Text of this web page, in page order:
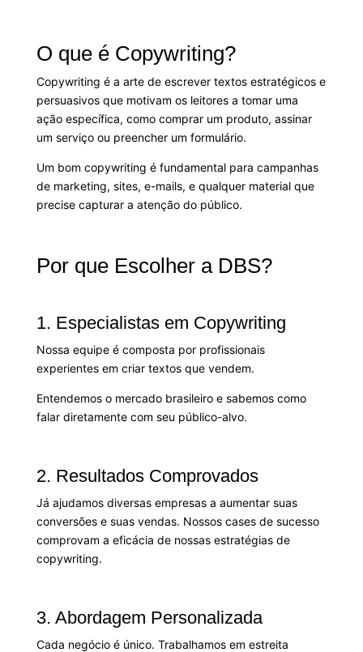
O que é Copywriting?
Copywriting é a arte de escrever textos estratégicos e
persuasivos que motivam os leitores a tomar uma
ação específica, como comprar um produto, assinar
um serviço ou preencher um formulário.
Um bom copywriting é fundamental para campanhas
de marketing, sites, e-mails, e qualquer material que
precise capturar a atenção do público.
Por que Escolher a DBS?
1. Especialistas em Copywriting
Nossa equipe é composta por profissionais
experientes em criar textos que vendem.
Entendemos o mercado brasileiro e sabemos como
falar diretamente com seu público-alvo.
2. Resultados Comprovados
Já ajudamos diversas empresas a aumentar suas
conversões e suas vendas. Nossos cases de sucesso
comprovam a eficácia de nossas estratégias de
copywriting.
3. Abordagem Personalizada
Cada negócio é único. Trabalhamos em estreita